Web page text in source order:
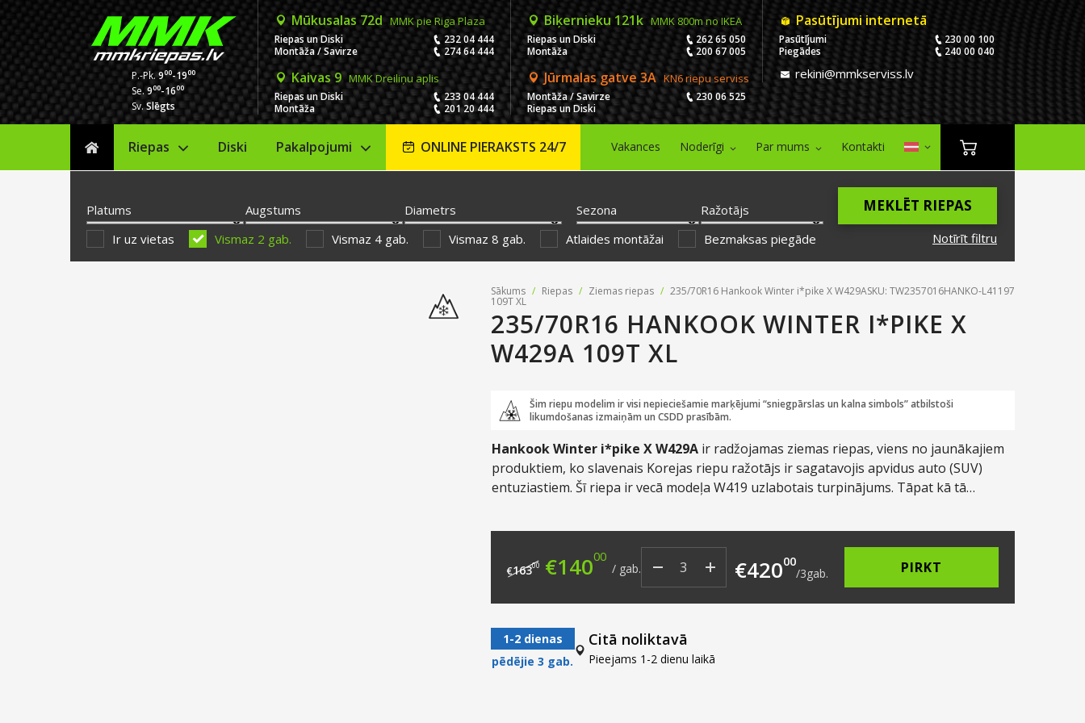
P.-Pk.900-1900
Se.900-1600
Sv.Slēgts
Mūkusalas 72d MMK pie Riga Plaza
Riepas un Diski
232 04 444
Montāža / Savirze
274 64 444
Biķernieku 121k MMK 800m no IKEA
Riepas un Diski
262 65 050
Montāža
200 67 005
Kaivas 9 MMK Dreiliņu aplis
Riepas un Diski
233 04 444
Montāža
201 20 444
Jūrmalas gatve 3A KN6 riepu serviss
Montāža / Savirze
230 06 525
Riepas un Diski
Pasūtījumi internetā
Pasūtījumi
230 00 100
Piegādes
240 00 040
rekini@mmkserviss.lv
Sākums
Riepas Diski Pakalpojumi ONLINE PIERAKSTS 24/7 Vakances Noderīgi Par mums Kontakti
Platums Augstums Diametrs Sezona
Ražotājs
Notīrīt filtru
MEKLĒT RIEPAS
Ir uz vietas Vismaz 2 gab. Vismaz 4 gab. Vismaz 8 gab. Atlaides montāžai Bezmaksas piegāde
Sākums / Riepas / Ziemas riepas / 235/70R16 Hankook Winter i*pike X W429A
109T XL
SKU: TW2357016HANKO-L41197
235/70R16 HANKOOK WINTER I*PIKE X
W429A 109T XL
Šim riepu modelim ir visi nepieciešamie marķējumi “sniegpārslas un kalna simbols” atbilstoši
likumdošanas izmaiņām un CSDD prasībām.
Hankook Winter i*pike XW429Air radžojamas ziemas riepas, viens no jaunākajiem
produktiem, ko slavenais Korejas riepu ražotājs ir sagatavojis apvidus auto (SUV)
entuziastiem. Šī riepa ir vecā modeļa W419 uzlabotais turpinājums. Tāpat kā tā
klimatiskajiem apstākļiem. Jau pārdošanas sākumā ražotāji nojauta, ka ir izdevies kas
veiksmīgs tāpēc šis modelis ir paredzēts tieši krosoveriem un apvidus auto jeb SUV.
€16300 Original price was: €163.00.
€14000 Current price is: €140.00.
/ gab. €42000
/3gab. PIRKT
1-2 dienas
pēdējie 3 gab.
Citā noliktavā
Pieejams 1-2 dienu laikā